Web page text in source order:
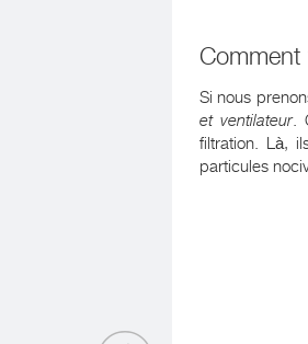
Si nous
et ventilateur.
filtration. Là,
particules